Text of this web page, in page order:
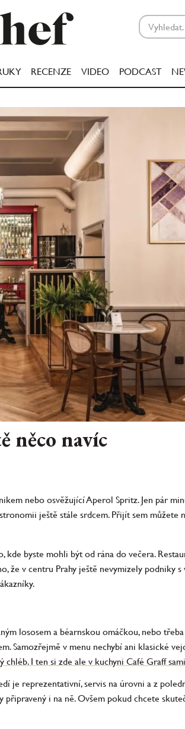
RECENZE VIDEO PODCAST
něco navíc
nebo osvěžující Aperol Spritz. Jen pár
ještě stále srdcem. Přijít sem můžete
byste mohli být od rána do večera.
že v centru Prahy ještě nevymizely podniky s
lososem a béarnskou omáčkou, nebo
Samozřejmě v menu nechybí ani klasické
I ten si zde ale v kuchyni Café Graff
je reprezentativní, servis na úrovni a z
i na ně. Ovšem pokud chcete